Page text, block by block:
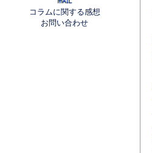
コラムに関する感想
お問い合わせ